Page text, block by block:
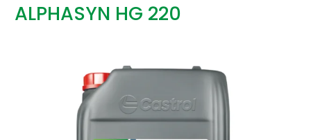
ALPHASYN HG 220